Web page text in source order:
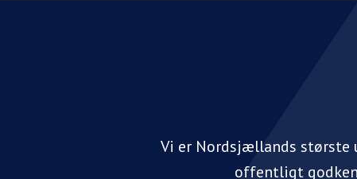
Vi er Nordsjællands største
offentligt